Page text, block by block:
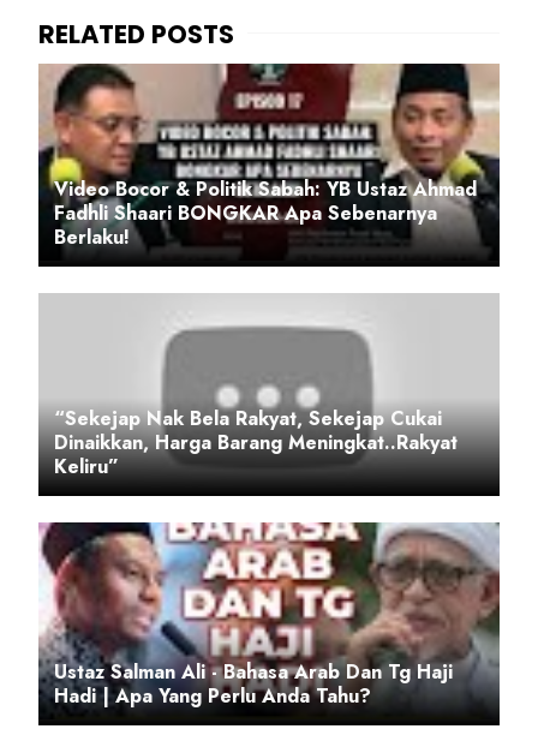
Video Bocor & Politik Sabah: YB Ustaz Ahmad
Fadhli Shaari BONGKAR Apa Sebenarnya
Berlaku!
“Sekejap Nak Bela Rakyat, Sekejap Cukai
Dinaikkan, Harga Barang Meningkat..Rakyat
Keliru”
Ustaz Salman Ali - Bahasa Arab Dan Tg Haji
Hadi | Apa Yang Perlu Anda Tahu?